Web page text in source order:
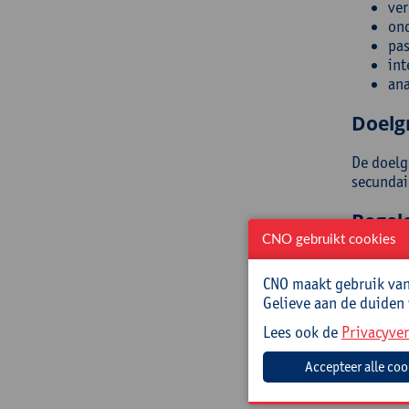
De
Lore
Deze
CNO gebruikt cookies
CNO maakt gebruik
Gelieve aan de
Lees ook de